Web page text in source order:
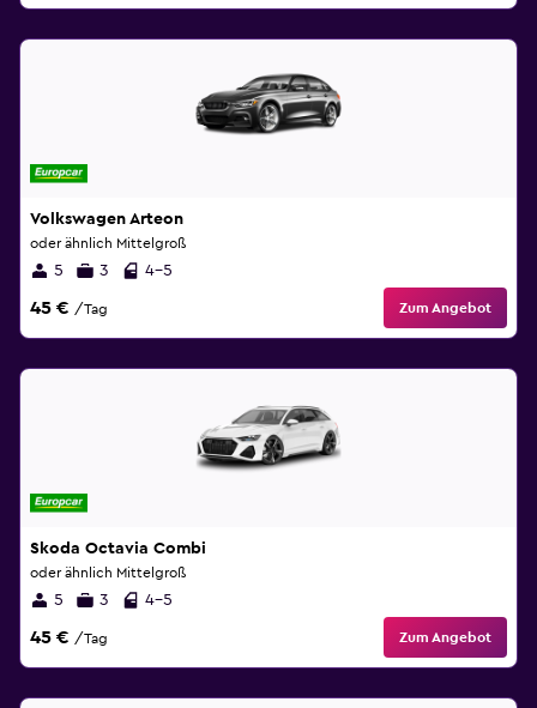
Volkswagen Arteon
oder ähnlich Mittelgroß
5 3 4-5
45 € /Tag Zum Angebot
Skoda Octavia Combi
oder ähnlich Mittelgroß
5 3 4-5
45 € /Tag Zum Angebot